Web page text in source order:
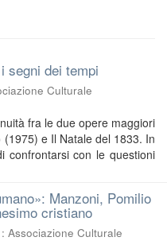
segni dei tempi
Culturale
fra le due opere maggiori
e Il Natale del 1833. In
confrontarsi con le questioni
Manzoni, Pomilio
cristiano
Associazione Culturale